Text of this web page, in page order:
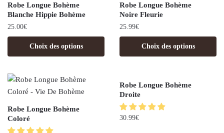
Robe Longue Bohème
Blanche Hippie Bohème
25.00€
Choix des options
Robe Longue Bohème
Noire Fleurie
25.99€
Choix des options
Robe Longue Bohème
Coloré
Robe Longue Bohème
Droite
30.99€